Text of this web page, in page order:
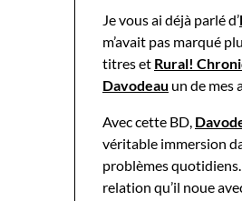
Je vous ai déjà parlé d’
m’avait pas marqué
titres et Rural!
Davodeau un de mes
Avec cette BD,
véritable immersion
problèmes
relation qu’il noue